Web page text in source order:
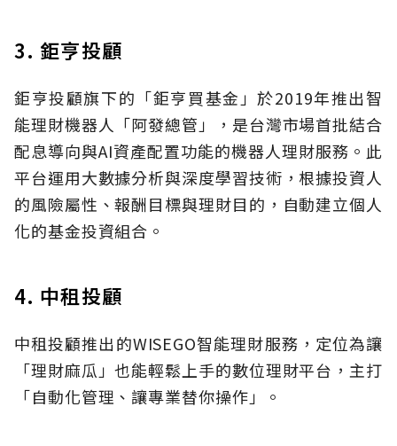
3. 鉅亨投顧
鉅亨投顧旗下的「鉅亨買基金」於2019年推出智
能理財機器人「阿發總管」，是台灣市場首批結合
配息導向與AI資產配置功能的機器人理財服務。此
平台運用大數據分析與深度學習技術，根據投資人
的風險屬性、報酬目標與理財目的，自動建立個人
化的基金投資組合。
4. 中租投顧
中租投顧推出的WISEGO智能理財服務，定位為讓
「理財麻瓜」也能輕鬆上手的數位理財平台，主打
「自動化管理、讓專業替你操作」。